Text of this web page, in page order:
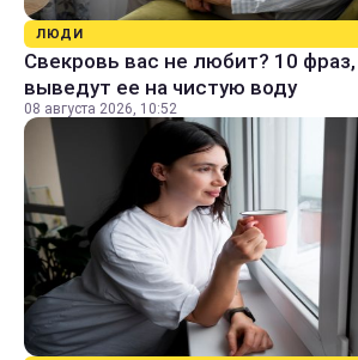
ЛЮДИ
Свекровь вас не любит? 10
выведут ее на чистую воду
08 августа 2026, 10:52